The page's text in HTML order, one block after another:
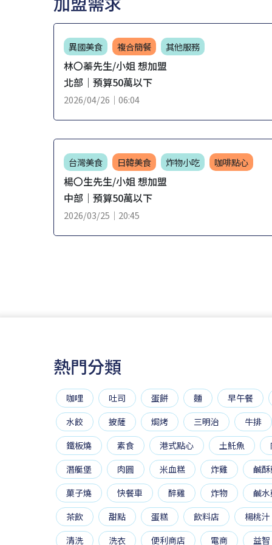
異國美食 複合簡餐 其他服務
林〇蓁先生/小姐 想加盟
北部｜預算50萬以下
2026/04/26｜06:04
台灣美食 日韓美食 炸物小吃 咖啡點心
楊〇生先生/小姐 想加盟
中部｜預算50萬以下
2026/03/25｜20:45
熱門分類
咖哩 吐司 蛋餅 麵
早午餐
水餃
披薩 焗烤 三明治
牛排
鐵板燒
素食 港式點心 土魠魚
潛艇堡
肉圓 米血糕 炸雞
鹹
菓子燒
快餐車 醉雞 炸物
鹹
茶飲
甜點 蛋糕 飲料店
楊桃汁
清洗
洗衣 便利商店 電商 益智